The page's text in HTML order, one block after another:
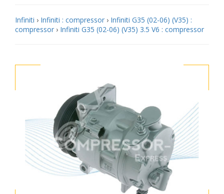
Infiniti › Infiniti : compressor › Infiniti G35 (02-06) (V35) :
compressor › Infiniti G35 (02-06) (V35) 3.5 V6 : compressor